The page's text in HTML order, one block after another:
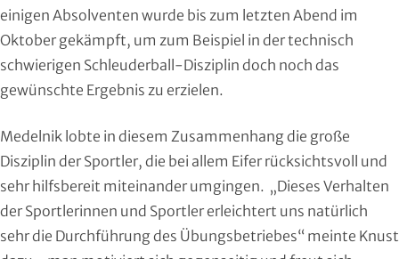
einigen Absolventen wurde bis zum letzten Abend im
Oktober gekämpft, um zum Beispiel in der technisch
schwierigen Schleuderball-Disziplin doch noch das
gewünschte Ergebnis zu erzielen.
Medelnik lobte in diesem Zusammenhang die große
Disziplin der Sportler, die bei allem Eifer rücksichtsvoll und
sehr hilfsbereit miteinander umgingen. „Dieses Verhalten
der Sportlerinnen und Sportler erleichtert uns natürlich
sehr die Durchführung des Übungsbetriebes“ meinte Knust
Pferdesport
Pétanque
Pool-Billard
Radsport
Rasenkraft- und Tauzieh-Sport
Ringen